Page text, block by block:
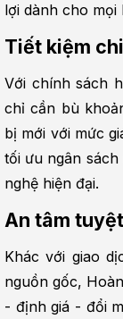
lợi dành cho mọi
Tiết kiệm
Với chính sách
chỉ cần bù
bị mới với mức
tối ưu ngân
nghệ hiện đại.
An tâm
Khác với giao
nguồn gốc,
- định giá - đổi